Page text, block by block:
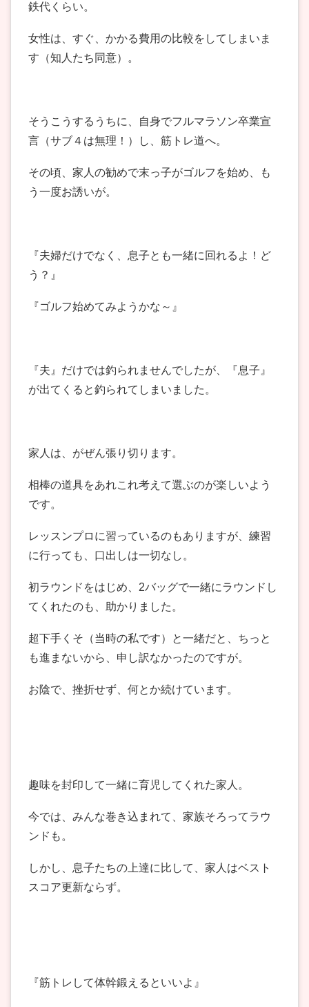
鉄代くらい。
女性は、すぐ、かかる費用の比較をしてしまいま
す（知人たち同意）。
そうこうするうちに、自身でフルマラソン卒業宣
言（サブ４は無理！）し、筋トレ道へ。
その頃、家人の勧めで末っ子がゴルフを始め、も
う一度お誘いが。
『夫婦だけでなく、息子とも一緒に回れるよ！ど
う？』
『ゴルフ始めてみようかな～』
『夫』だけでは釣られませんでしたが、『息子』
が出てくると釣られてしまいました。
家人は、がぜん張り切ります。
相棒の道具をあれこれ考えて選ぶのが楽しいよう
です。
レッスンプロに習っているのもありますが、練習
に行っても、口出しは一切なし。
初ラウンドをはじめ、2バッグで一緒にラウンドし
てくれたのも、助かりました。
超下手くそ（当時の私です）と一緒だと、ちっと
も進まないから、申し訳なかったのですが。
お陰で、挫折せず、何とか続けています。
趣味を封印して一緒に育児してくれた家人。
今では、みんな巻き込まれて、家族そろってラウ
ンドも。
しかし、息子たちの上達に比して、家人はベスト
スコア更新ならず。
『筋トレして体幹鍛えるといいよ』